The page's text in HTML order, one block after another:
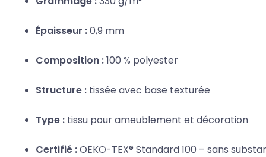
Épaisseur :0,9 mm
Composition :100 % polyester
Structure : tissée avec base texturée
Type : tissu pour ameublement et décoration
Certifié :OEKO-TEX® Standard 100 – sans